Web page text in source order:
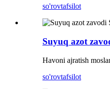
so'rovtafsilot
Suyuq azot
Havoni ajratish
so'rovtafsilot